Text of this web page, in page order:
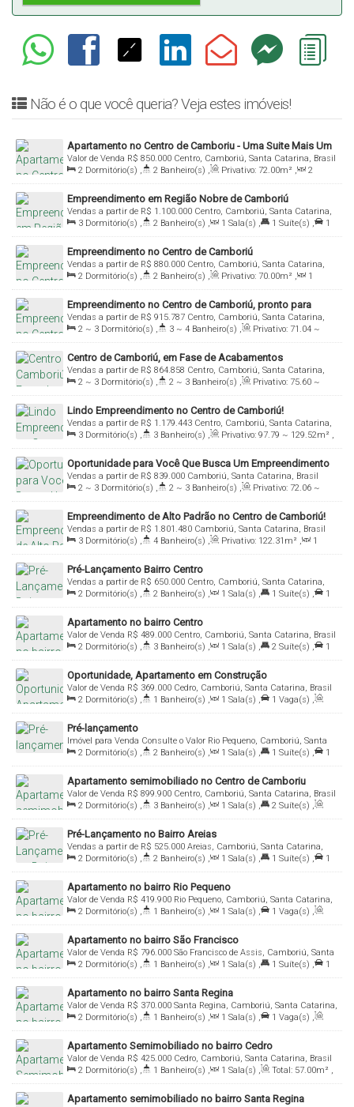
Não é o que você queria? Veja estes imóveis!
Apartamento no Centro de Camboriu - Uma Suite Mais Um
Dormitorio Mobiliado
R$ 850.000
Valor de Venda
Centro, Camboriú, Santa Catarina, Brasil
2 Dormitório(s) , 2 Banheiro(s) , Privativo: 72.00m² ,
2
Sala(s) , 1 Suíte(s) , 2 Vaga(s)
Empreendimento em Região Nobre de Camboriú
R$ 1.100.000
Vendas a partir de
Centro, Camboriú, Santa Catarina,
Brasil
3 Dormitório(s) , 2 Banheiro(s) , 1 Sala(s) , 1 Suíte(s) ,
1
~ 2 Vaga(s)
Empreendimento no Centro de Camboriú
R$ 880.000
Vendas a partir de
Centro, Camboriú, Santa Catarina,
Brasil
2 Dormitório(s) , 2 Banheiro(s) , Privativo: 70.00m² ,
1
Sala(s) , 1 Suíte(s) , 1 ~ 2 Vaga(s)
Empreendimento no Centro de Camboriú, pronto para
morar!
R$ 915.787
Vendas a partir de
Centro, Camboriú, Santa Catarina,
Brasil2 ~ 3 Dormitório(s) , 3 ~ 4 Banheiro(s) , Privativo: 71 .04 ~
107.81m² , 1 Sala(s) , 2 ~ 3 Suíte(s) , 1 ~ 2 Vaga(s)
Centro de Camboriú, em Fase de Acabamentos
R$ 864.858
Vendas a partir de
Centro, Camboriú, Santa Catarina,
Brasil2 ~ 3 Dormitório(s) , 2 ~ 3 Banheiro(s) , Privativo: 75.60 ~
85.58m² , 1 Sala(s) , 1 Suíte(s) , 1 ~ 2 Vaga(s)
Lindo Empreendimento no Centro de Camboriú!
R$ 1.179.443
Vendas a partir de
Centro, Camboriú, Santa Catarina,
Brasil
3 Dormitório(s) , 3 Banheiro(s) , Privativo: 97.79 ~ 129.52m² ,
1 Sala(s) , 1 ~ 3 Suíte(s) , 2 Vaga(s)
Oportunidade para Você Que Busca Um Empreendimento
no Centro de Camboriú!
R$ 839.000
Vendas a partir de
Camboriú, Santa Catarina, Brasil
2 ~ 3 Dormitório(s) , 2 ~ 3 Banheiro(s) , Privativo: 72.06 ~
87.48m² , 1 Sala(s) , 1 Suíte(s) , 1 ~ 3 Vaga(s)
Empreendimento de Alto Padrão no Centro de Camboriú!
R$ 1.801.480
Vendas a partir de
Camboriú, Santa Catarina, Brasil
3 Dormitório(s) , 4 Banheiro(s) , Privativo: 122.31 m² ,
1
Sala(s) , 3 Suíte(s) , 2 Vaga(s)
Pré-Lançamento Bairro Centro
R$ 650.000
Vendas a partir de
Centro, Camboriú, Santa Catarina,
Brasil
2 Dormitório(s) , 2 Banheiro(s) , 1 Sala(s) , 1 Suíte(s) ,
1
Vaga(s) , Útil: 60.00m²
Apartamento no bairro Centro
R$ 489.000
Valor de Venda
Centro, Camboriú, Santa Catarina, Brasil
2 Dormitório(s) , 3 Banheiro(s) , 1 Sala(s) , 2 Suíte(s) ,
1
Vaga(s) , Útil: 65.00m²
Oportunidade, Apartamento em Construção
R$ 369.000
Valor de Venda
Cedro, Camboriú, Santa Catarina, Brasil
2 Dormitório(s) , 1 Banheiro(s) , 1 Sala(s) , 1 Vaga(s) ,
Útil: 57.00m²
Pré-lançamento
Consulte o Valor
Imóvel para Venda
Rio Pequeno, Camboriú, Santa
Catarina, Brasil
2 Dormitório(s) , 2 Banheiro(s) , 1 Sala(s) , 1 Suíte(s) ,
1
Vaga(s) , Útil: 60.00m²
Apartamento semimobiliado no Centro de Camboriu
R$ 899.900
Valor de Venda
Centro, Camboriú, Santa Catarina, Brasil
2 Dormitório(s) , 3 Banheiro(s) , 1 Sala(s) , 2 Suíte(s) ,
Total: 102.82m² , 1 Vaga(s) , Útil: 70.35m²
Pré-Lançamento no Bairro Areias
R$ 525.000
Vendas a partir de
Areias, Camboriú, Santa Catarina,
Brasil
2 Dormitório(s) , 2 Banheiro(s) , 1 Sala(s) , 1 Suíte(s) ,
1
Vaga(s) , Útil: 55.00m²
Apartamento no bairro Rio Pequeno
R$ 419.900
Valor de Venda
Rio Pequeno, Camboriú, Santa Catarina,
Brasil
2 Dormitório(s) , 1 Banheiro(s) , 1 Sala(s) , 1 Vaga(s) ,
Útil: 57.72m²
Apartamento no bairro São Francisco
R$ 796.000
Valor de Venda
São Francisco de Assis, Camboriú, Santa
Catarina, Brasil
2 Dormitório(s) , 1 Banheiro(s) , 1 Sala(s) , 1 Suíte(s) ,
1
Vaga(s) , Útil: 58.73m²
Apartamento no bairro Santa Regina
R$ 370.000
Valor de Venda
Santa Regina, Camboriú, Santa Catarina,
Brasil
2 Dormitório(s) , 1 Banheiro(s) , 1 Sala(s) , 1 Vaga(s) ,
Útil: 58.00m²
Apartamento Semimobiliado no bairro Cedro
R$ 425.000
Valor de Venda
Cedro, Camboriú, Santa Catarina, Brasil
2 Dormitório(s) , 1 Banheiro(s) , 1 Sala(s) , Total: 57.00m² ,
1 Vaga(s) , Útil: 53.00m²
Apartamento semimobiliado no bairro Santa Regina